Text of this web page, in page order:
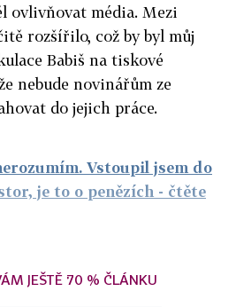
ovlivňovat média. Mezi
rozšířilo, což by byl můj
Babiš na tiskové
nebude novinářům ze
do jejich práce.
Vstoupil jsem do
je to o penězích - čtěte
JEŠTĚ 70 % ČLÁNKU